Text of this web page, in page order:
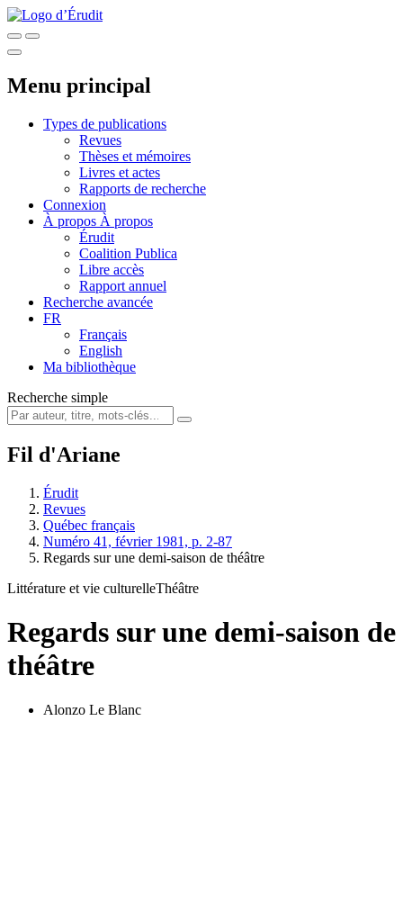
Menu principal
Types de publications
Revues
Thèses et mémoires
Livres et actes
Rapports de recherche
Connexion
À propos À propos
Érudit
Coalition Publica
Libre accès
Rapport annuel
Recherche avancée
FR
Français
English
Ma bibliothèque
Recherche simple
Fil d'Ariane
Érudit
Revues
Québec français
Numéro 41, février 1981, p. 2-87
Regards sur une demi-saison de théâtre
Littérature et vie culturelleThéâtre
Regards sur une demi-saison de
théâtre
Alonzo Le Blanc